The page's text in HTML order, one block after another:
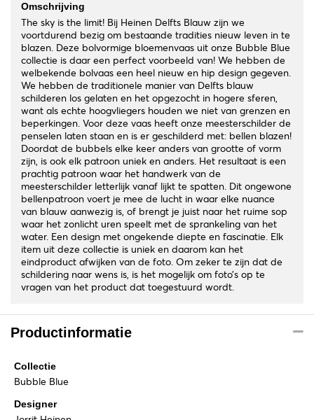
Omschrijving
The sky is the limit! Bij Heinen Delfts Blauw zijn we
voortdurend bezig om bestaande tradities nieuw leven in te
blazen. Deze bolvormige bloemenvaas uit onze Bubble Blue
collectie is daar een perfect voorbeeld van! We hebben de
welbekende bolvaas een heel nieuw en hip design gegeven.
We hebben de traditionele manier van Delfts blauw
schilderen los gelaten en het opgezocht in hogere sferen,
want als echte hoogvliegers houden we niet van grenzen en
beperkingen. Voor deze vaas heeft onze meesterschilder de
penselen laten staan en is er geschilderd met: bellen blazen!
Doordat de bubbels elke keer anders van grootte of vorm
zijn, is ook elk patroon uniek en anders. Het resultaat is een
prachtig patroon waar het handwerk van de
meesterschilder letterlijk vanaf lijkt te spatten. Dit ongewone
bellenpatroon voert je mee de lucht in waar elke nuance
van blauw aanwezig is, of brengt je juist naar het ruime sop
waar het zonlicht uren speelt met de sprankeling van het
water. Een design met ongekende diepte en fascinatie. Elk
item uit deze collectie is uniek en daarom kan het
eindproduct afwijken van de foto. Om zeker te zijn dat de
schildering naar wens is, is het mogelijk om foto’s op te
vragen van het product dat toegestuurd wordt.
Productinformatie
Collectie
Bubble Blue
Designer